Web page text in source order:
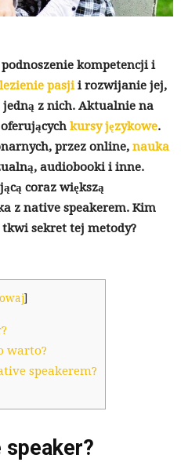
kompetencji i
pasjii rozwijanie jej,
jedną z nich. Aktualnie na
kursy językowe.
przez online, nauka
audiobooki i inne.
coraz większą
z native speakerem. Kim
sekret tej metody?
]
warto?
speakerem?